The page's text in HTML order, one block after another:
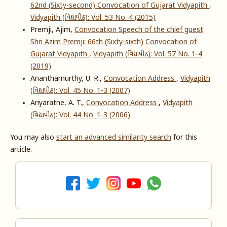
62nd (Sixty-second) Convocation of Gujarat Vidyapith ,
Vidyapith (વિદ્યાપીઠ): Vol. 53 No. 4 (2015)
Premji, Ajim, Convocation Speech of the chief guest
Shri Azim Premji: 66th (Sixty-sixth) Convocation of
Gujarat Vidyapith , Vidyapith (વિદ્યાપીઠ): Vol. 57 No. 1-4
(2019)
Ananthamurthy, U. R., Convocation Address , Vidyapith
(વિદ્યાપીઠ): Vol. 45 No. 1-3 (2007)
Ariyaratne, A. T., Convocation Address , Vidyapith
(વિદ્યાપીઠ): Vol. 44 No. 1-3 (2006)
You may also start an advanced similarity search for this
article.